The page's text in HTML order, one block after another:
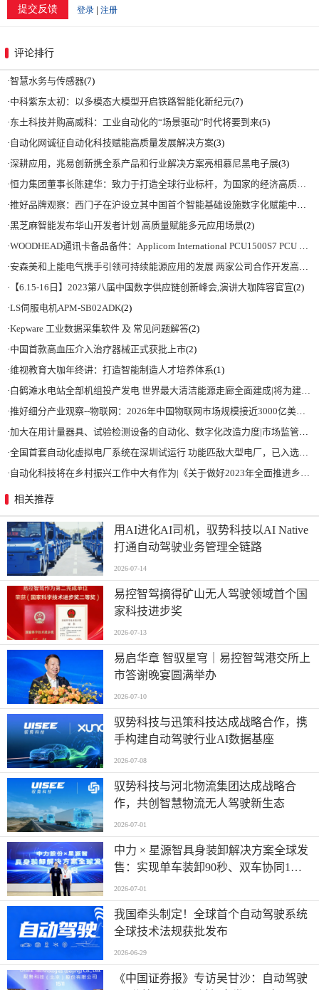
评论排行
·智慧水务与传感器(7)
·中科紫东太初：以多模态大模型开启铁路智能化新纪元(7)
·东土科技并购高威科：工业自动化的“场景驱动”时代将要到来(5)
· 自动化网诚征自动化科技赋能高质量发展解决方案(3)
·深耕应用，兆易创新携全系产品和行业解决方案亮相慕尼黑电子展(3)
·恒力集团董事长陈建华：致力于打造全球行业标杆，为国家的经济高质量发展贡献更大力量|上海电气集团党委书记、董事长吴磊来访
·推好品牌观察：西门子在沪设立其中国首个智能基础设施数字化赋能中心
·黑芝麻智能发布华山开发者计划 高质量赋能多元应用场景(2)
·WOODHEAD通讯卡备品备件：Applicom International PCU1500S7 PCU 1500 S7 V4.5.0
·安森美和上能电气携手引领可持续能源应用的发展 两家公司合作开发高性能储能和太阳能组串式逆变器方案 以实现可持续的未来
· 【6.15-16日】2023第八届中国数字供应链创新峰会,演讲大咖阵容官宣(2)
·LS伺服电机APM-SB02ADK(2)
·Kepware 工业数据采集软件 及 常见问题解答(2)
·中国首款高血压介入治疗器械正式获批上市(2)
·维视教育大咖年终讲：打造智能制造人才培养体系(1)
·白鹤滩水电站全部机组投产发电 世界最大清洁能源走廊全面建成|将为建设新型能源体系、保障国家能源安全、实现“双碳”目标提供有力支撑
·推好细分产业观察--物联网：2026年中国物联网市场规模接近3000亿美元 智慧工厂、智慧城市、智慧电网等将占60%以上
·加大在用计量器具、试验检测设备的自动化、数字化改造力度|市场监管总局 工业和信息化部 关于促进企业计量能力提升的指导意见
·全国首套自动化虚拟电厂系统在深圳试运行 功能匹敌大型电厂，已入选国际典型案例
· 自动化科技将在乡村振兴工作中大有作为|《关于做好2023年全面推进乡村振兴重点工作的意见》发布
相关推荐
用AI进化AI司机，驭势科技以AI Native
打通自动驾驶业务管理全链路
2026-07-14
易控智驾摘得矿山无人驾驶领域首个国
家科技进步奖
2026-07-13
易启华章 智驭星穹｜易控智驾港交所上
市答谢晚宴圆满举办
2026-07-10
驭势科技与迅策科技达成战略合作，携
手构建自动驾驶行业AI数据基座
2026-07-08
驭势科技与河北物流集团达成战略合
作，共创智慧物流无人驾驶新生态
2026-07-01
中力 × 星源智具身装卸解决方案全球发
售：实现单车装卸90秒、双车协同1分
钟
2026-07-01
我国牵头制定！全球首个自动驾驶系统
全球技术法规获批发布
2026-06-29
《中国证券报》专访吴甘沙：自动驾驶